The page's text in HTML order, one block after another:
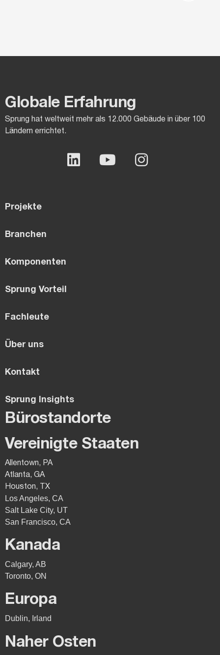
Globale Erfahrung
Sprung hat weltweit mehr als 12.000 Gebäude in über 100
Ländern errichtet.
Projekte
Branchen
Komponenten
Sprung Vorteil
Fachleute
Über uns
Kontakt
Sprung Insights
Bürostandorte
Vereinigte Staaten
Allentown, PA
Atlanta, GA
Houston, TX
Los Angeles, CA
Salt Lake City, UT
San Francisco, CA
Kanada
Calgary, AB
Toronto, ON
Europa
Dublin, Irland
Naher Osten